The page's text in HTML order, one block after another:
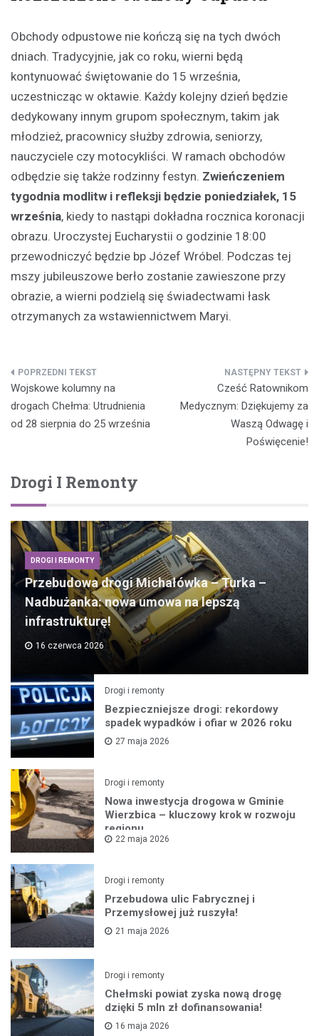
Obchody odpustowe nie kończą się na tych dwóch
dniach. Tradycyjnie, jak co roku, wierni będą
kontynuować świętowanie do 15 września,
uczestnicząc w oktawie. Każdy kolejny dzień będzie
dedykowany innym grupom społecznym, takim jak
młodzież, pracownicy służby zdrowia, seniorzy,
nauczyciele czy motocykliści. W ramach obchodów
odbędzie się także rodzinny festyn. Zwieńczeniem
tygodnia modlitw i refleksji będzie poniedziałek, 15
września, kiedy to nastąpi dokładna rocznica koronacji
obrazu. Uroczystej Eucharystii o godzinie 18:00
przewodniczyć będzie bp Józef Wróbel. Podczas tej
mszy jubileuszowe berło zostanie zawieszone przy
obrazie, a wierni podzielą się świadectwami łask
otrzymanych za wstawiennictwem Maryi.
Nawigacja
wpisu
Wojskowe kolumny na
drogach Chełma: Utrudnienia
od 28 sierpnia do 25 września
Cześć Ratownikom
Medycznym: Dziękujemy za
Waszą Odwagę i
Poświęcenie!
Drogi I Remonty
DROGI I REMONTY
Przebudowa drogi Michałówka – Turka –
Nadbużanka: nowa umowa na lepszą
infrastrukturę!
16 czerwca 2026
Drogi i remonty
Bezpieczniejsze drogi: rekordowy
spadek wypadków i ofiar w 2026 roku
27 maja 2026
Drogi i remonty
Nowa inwestycja drogowa w Gminie
Wierzbica – kluczowy krok w rozwoju
regionu
22 maja 2026
Drogi i remonty
Przebudowa ulic Fabrycznej i
Przemysłowej już ruszyła!
21 maja 2026
Drogi i remonty
Chełmski powiat zyska nową drogę
dzięki 5 mln zł dofinansowania!
16 maja 2026